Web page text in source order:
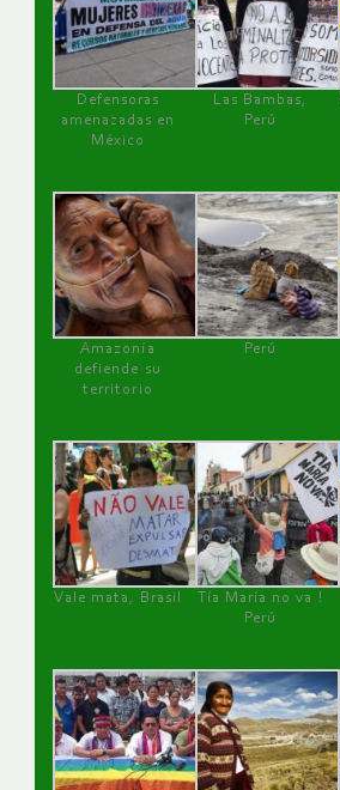
Defensoras
amenazadas en
México
Las Bambas,
Perú
Amazonía
defiende su
territorio
Perú
Vale mata, Brasil
Tía María no va !
Perú